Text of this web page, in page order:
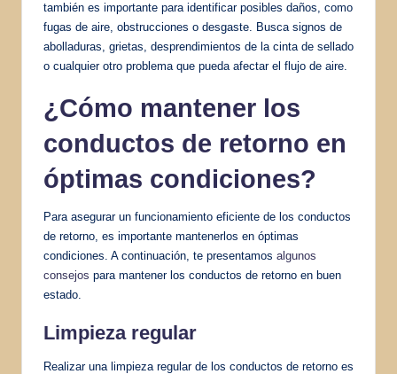
también es importante para identificar posibles daños, como
fugas de aire, obstrucciones o desgaste. Busca signos de
abolladuras, grietas, desprendimientos de la cinta de sellado
o cualquier otro problema que pueda afectar el flujo de aire.
¿Cómo mantener los
conductos de retorno en
óptimas condiciones?
Para asegurar un funcionamiento eficiente de los conductos
de retorno, es importante mantenerlos en óptimas
condiciones. A continuación, te presentamos algunos
consejos para mantener los conductos de retorno en buen
estado.
Limpieza regular
Realizar una limpieza regular de los conductos de retorno es